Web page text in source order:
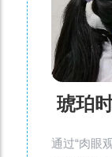
琥珀
通过“肉眼